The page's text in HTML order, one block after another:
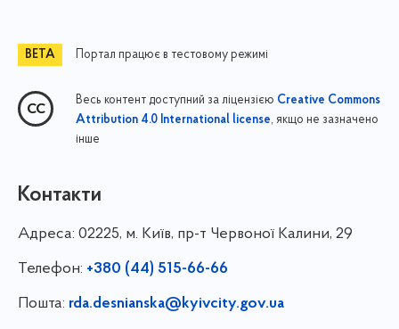
Портал працює в тестовому режимі
Весь контент доступний за ліцензією Creative Commons
Attribution 4.0 International license, якщо не зазначено
інше
Контакти
Адреса: 02225, м. Київ, пр-т Червоної Калини, 29
Телефон: +380 (44) 515-66-66
Пошта: rda.desnianska@kyivcity.gov.ua